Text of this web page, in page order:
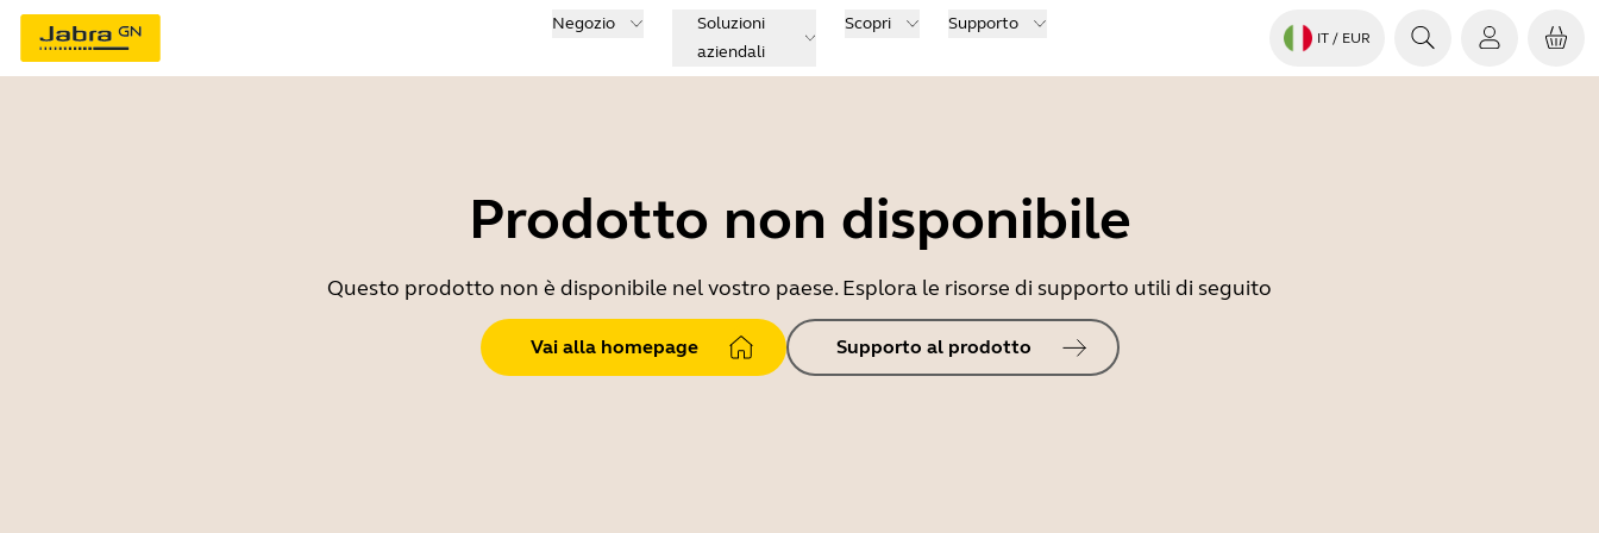
Negozio
Soluzioni
aziendali
Scopri Supporto
IT / EUR
Prodotto non disponibile
Questo prodotto non è disponibile nel vostro paese. Esplora le risorse di supporto utili di seguito
Vai alla homepage Supporto al prodotto